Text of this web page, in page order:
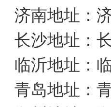
济南地址：
长沙地址：
临沂地址：
青岛地址：